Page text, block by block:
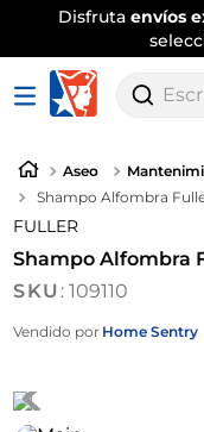
Disfruta envíos
Escribe
Aseo
Shampo Alfombra
FULLER
Shampo Alfombra
:109110
Vendido por Home Sentry